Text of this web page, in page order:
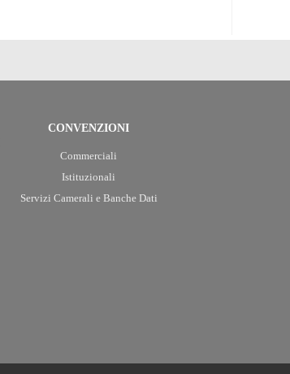
CONVENZIONI
Commerciali
Istituzionali
Servizi Camerali e Banche Dati